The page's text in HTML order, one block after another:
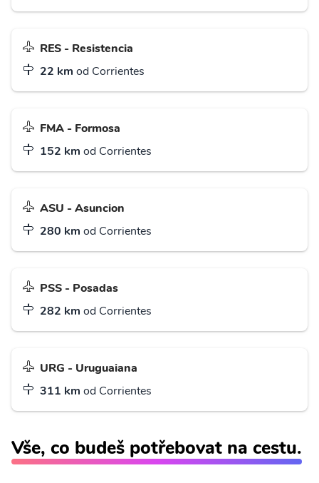
RES - Resistencia
22 km od Corrientes
FMA - Formosa
152 km od Corrientes
ASU - Asuncion
280 km od Corrientes
PSS - Posadas
282 km od Corrientes
URG - Uruguaiana
311 km od Corrientes
Vše, co budeš potřebovat na cestu.